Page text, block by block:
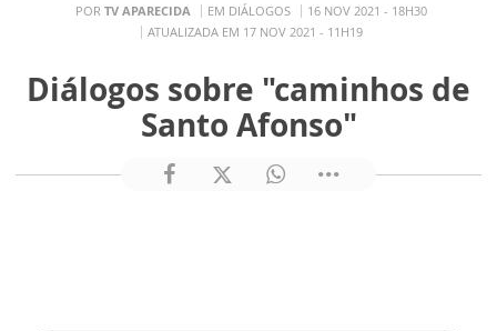
POR TV APARECIDA EM DIÁLOGOS
16 NOV 2021 - 18H30
ATUALIZADA EM 17 NOV 2021 - 11H19
Diálogos sobre "caminhos de
Santo Afonso"